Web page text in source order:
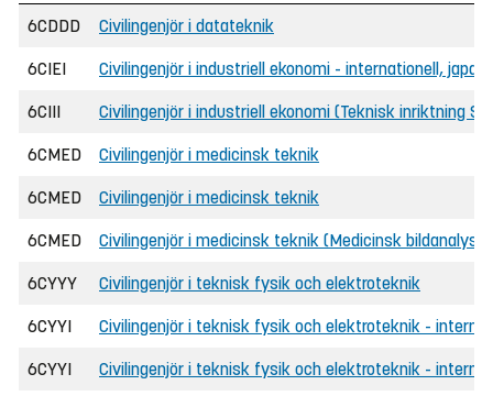
6CDDD
Civilingenjör i datateknik
6CIEI Civilingenjör i industriell ekonomi - internationell,
6CIII Civilingenjör i industriell ekonomi (Teknisk inriktning
6CMED Civilingenjör i medicinsk teknik
6CMED Civilingenjör i medicinsk teknik
6CMED Civilingenjör i medicinsk teknik (Medicinsk bildanalys
6CYYY Civilingenjör i teknisk fysik och elektroteknik
6CYYI Civilingenjör i teknisk fysik och elektroteknik -
6CYYI Civilingenjör i teknisk fysik och elektroteknik -